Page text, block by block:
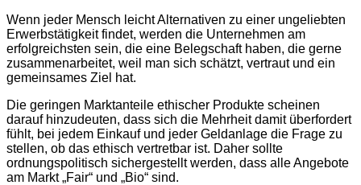
Wenn jeder Mensch leicht Alternativen zu einer ungeliebten
Erwerbstätigkeit findet, werden die Unternehmen am
erfolgreichsten sein, die eine Belegschaft haben, die gerne
zusammenarbeitet, weil man sich schätzt, vertraut und ein
gemeinsames Ziel hat.
Die geringen Marktanteile ethischer Produkte scheinen
darauf hinzudeuten, dass sich die Mehrheit damit überfordert
fühlt, bei jedem Einkauf und jeder Geldanlage die Frage zu
stellen, ob das ethisch vertretbar ist. Daher sollte
ordnungspolitisch sichergestellt werden, dass alle Angebote
am Markt „Fair“ und „Bio“ sind.